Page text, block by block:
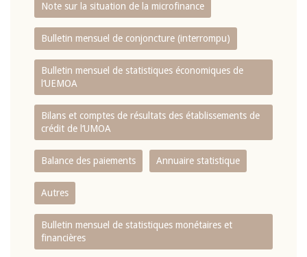
Note sur la situation de la microfinance
Bulletin mensuel de conjoncture (interrompu)
Bulletin mensuel de statistiques économiques de
l‘UEMOA
Bilans et comptes de résultats des établissements de
crédit de l‘UMOA
Balance des paiements Annuaire statistique
Autres
Bulletin mensuel de statistiques monétaires et
financières